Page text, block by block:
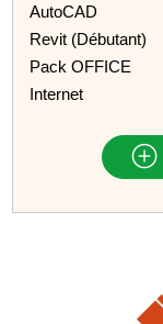
AutoCAD
Revit (Débutant)
Pack OFFICE
Internet